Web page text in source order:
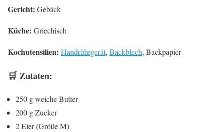
Gericht: Gebäck
Küche: Griechisch
Kochutensilien: Handrührgerät, Backblech, Backpapier
🛒 Zutaten:
250 g weiche Butter
200 g Zucker
2 Eier (Größe M)